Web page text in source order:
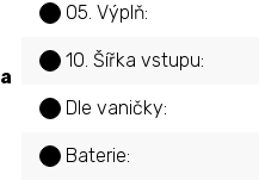
05. Výplň:
10. Šířka vstupu:
Dle vaničky:
Baterie: